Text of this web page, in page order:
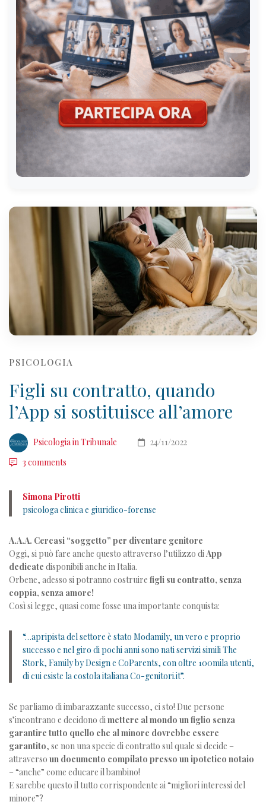
PSICOLOGIA
Figli su contratto, quando
l’App si sostituisce all’amore
Psicologia in Tribunale
24/11/2022
3 comments
Simona Pirotti
psicologa clinica e giuridico-forense
A.A.A. Cercasi “soggetto” per diventare genitore
Oggi, si può fare anche questo attraverso l’utilizzo diApp
dedicate disponibili anche in Italia.
Orbene, adesso si potranno costruire figli su contratto, senza
coppia, senza amore!
Così si legge, quasi come fosse una importante conquista:
“…apripista del settore è stato Modamily, un vero e proprio
successo e nel giro di pochi anni sono nati servizi simili The
Stork, Family by Design e CoParents, con oltre 100mila utenti,
di cui esiste la costola italiana Co-genitori.it”.
Se parliamo di imbarazzante successo, ci sto! Due persone
s’incontrano e decidono dimettere al mondo un figlio senza
garantire tutto quello che al minore dovrebbe essere
garantito, se non una specie di contratto sul quale si decide –
attraverso un documento compilato presso un ipotetico notaio
– “anche” come educare il bambino!
E sarebbe questo il tutto corrispondente ai “migliori interessi del
minore”?